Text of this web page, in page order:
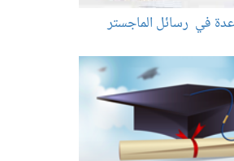
في رسائل الماجستر